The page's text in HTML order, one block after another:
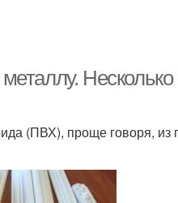
(ПВХ), проще говоря, из